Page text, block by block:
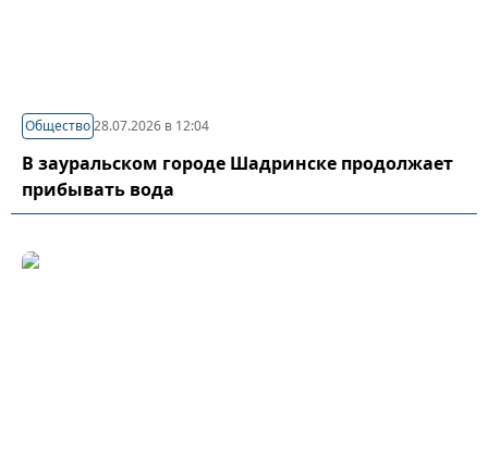
Общество28.07.2026 в 12:04
В зауральском городе Шадринске продолжает
прибывать вода